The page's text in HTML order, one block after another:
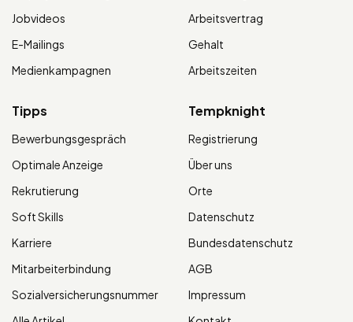
Jobvideos
E-Mailings
Medienkampagnen
Arbeitsvertrag
Gehalt
Arbeitszeiten
Tipps
Bewerbungsgespräch
Optimale Anzeige
Rekrutierung
Soft Skills
Karriere
Mitarbeiterbindung
Sozialversicherungsnummer
Tempknight
Registrierung
Über uns
Orte
Datenschutz
Bundesdatenschutz
AGB
Impressum